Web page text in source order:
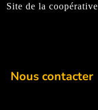
Site de la coopérative
Nous contacter